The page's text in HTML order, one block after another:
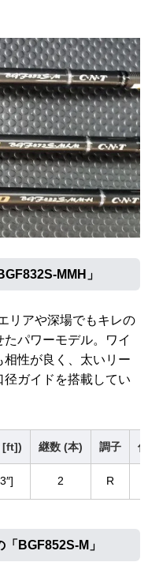
MMH」
リアや深場でもキレの
パワーモデル。ワイ
性が良く、太いリー
ガイドを搭載してい
[ft]) 継数 (本) 調子
2 R
BGF852S-M」